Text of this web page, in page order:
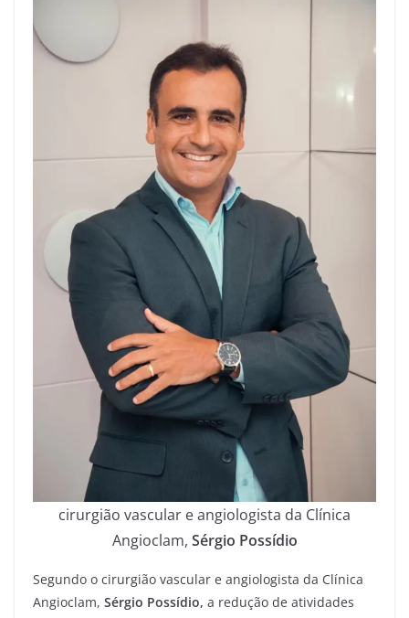
cirurgião vascular e angiologista da Clínica
Angioclam, Sérgio Possídio
Segundo o cirurgião vascular e angiologista da Clínica
Angioclam, Sérgio Possídio, a redução de atividades